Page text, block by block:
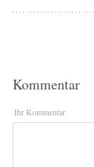
Kommentar
Ihr Kommentar